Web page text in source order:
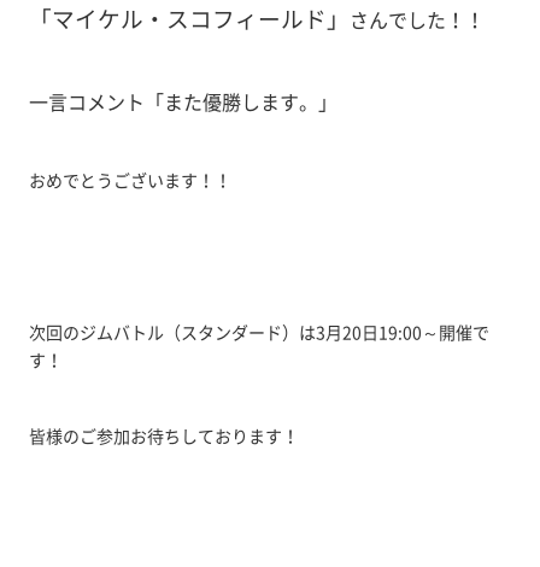
「マイケル・スコフィールド 」 さんでした！！
一言コメント「また優勝します。」
おめでとうございます！！
次回のジムバトル（スタンダード）は3月20日19:00～開催で
す！
皆様のご参加お待ちしております！